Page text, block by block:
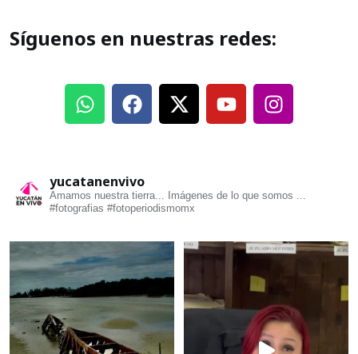
Síguenos en nuestras redes:
yucatanenvivo
Amamos nuestra tierra... Imágenes de lo que somos ...
#fotografias #fotoperiodismomx